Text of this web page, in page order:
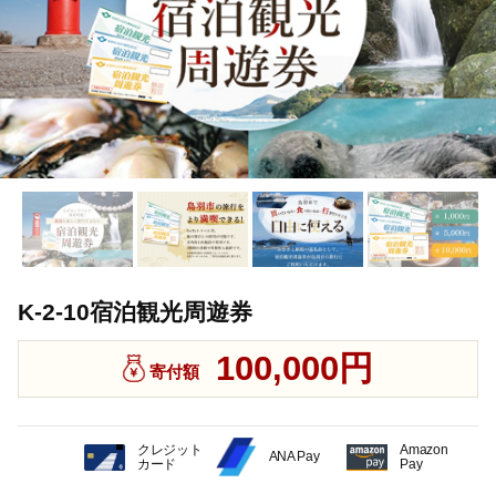
K-2-10宿泊観光周遊券
寄付額 100,000円
クレジット
カード
ANA Pay
Amazon
Pay